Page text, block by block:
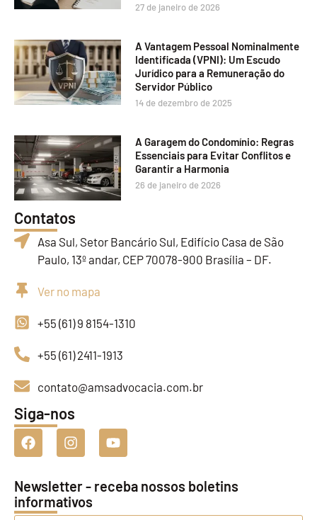
27 de janeiro de 2026
A Vantagem Pessoal Nominalmente
Identificada (VPNI): Um Escudo
Jurídico para a Remuneração do
Servidor Público
14 de dezembro de 2025
A Garagem do Condomínio: Regras
Essenciais para Evitar Conflitos e
Garantir a Harmonia
26 de janeiro de 2026
Contatos
Asa Sul, Setor Bancário Sul, Edifício Casa de São
Paulo, 13º andar, CEP 70078-900 Brasília – DF.
Ver no mapa
+55 (61) 9 8154-1310
+55 (61) 2411-1913
contato@amsadvocacia.com.br
Siga-nos
Newsletter - receba nossos boletins
informativos